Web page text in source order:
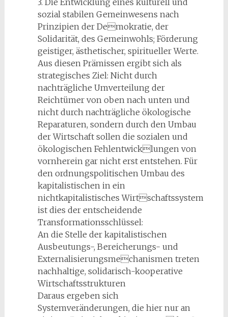
3. Die Entwicklung eines kulturell und
sozial stabilen Gemeinwesens nach
Prinzipien der Demokratie, der
Solidarität, des Gemeinwohls; Förderung
geistiger, ästhetischer, spiritueller Werte.
Aus diesen Prämissen ergibt sich als
strategisches Ziel: Nicht durch
nachträgliche Umverteilung der
Reichtümer von oben nach unten und
nicht durch nachträgliche ökologische
Reparaturen, sondern durch den Umbau
der Wirtschaft sollen die sozialen und
ökologischen Fehlentwicklungen von
vornherein gar nicht erst entstehen. Für
den ordnungspolitischen Umbau des
kapitalistischen in ein
nichtkapitalistisches Wirtschaftssystem
ist dies der entscheidende
Transformationsschlüssel:
An die Stelle der kapitalistischen
Ausbeutungs-, Bereicherungs- und
Externalisierungsmechanismen treten
nachhaltige, solidarisch-kooperative
Wirtschaftsstrukturen
Daraus ergeben sich
Systemveränderungen, die hier nur an